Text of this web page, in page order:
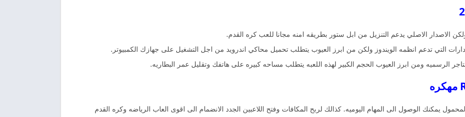
ولكن الاصدار الاصلي يدعم التنزيل من ابل ستور بطريقه امنه مجانا للعب كره القدم.
التي تدعم انظمه الويندوز ولكن من ابرز العيوب يتطلب تحميل محاكي اندرويد من اجل التشغيل على جهازك الكمبيوتر.
الرسميه ومن ابرز العيوب الحجم الكبير لهذه اللعبه يتطلب مساحه كبيره على هاتفك وتقليل عمر البطاريه.
يمكنك الوصول الى المهام اليوميه. كذالك لربح المكافات وفتح اللاعبين الجدد الانضمام الى اقوى العاب الرياضه وكره القدم